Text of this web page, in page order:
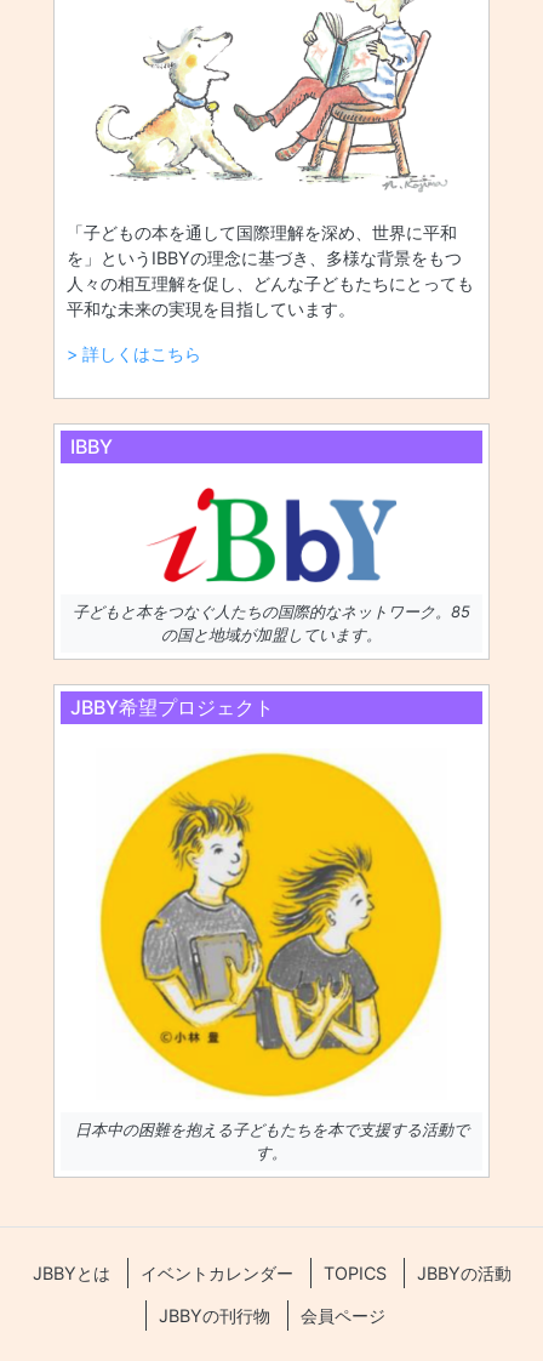
「子どもの本を通して国際理解を深め、世界に平和
を」というIBBYの理念に基づき、多様な背景をもつ
人々の相互理解を促し、どんな子どもたちにとっても
平和な未来の実現を目指しています。
> 詳しくはこちら
IBBY
子どもと本をつなぐ人たちの国際的なネットワーク。85
の国と地域が加盟しています。
JBBY希望プロジェクト
日本中の困難を抱える子どもたちを本で支援する活動で
す。
JBBYとは イベントカレンダー TOPICS JBBYの活動
JBBYの刊行物 会員ページ